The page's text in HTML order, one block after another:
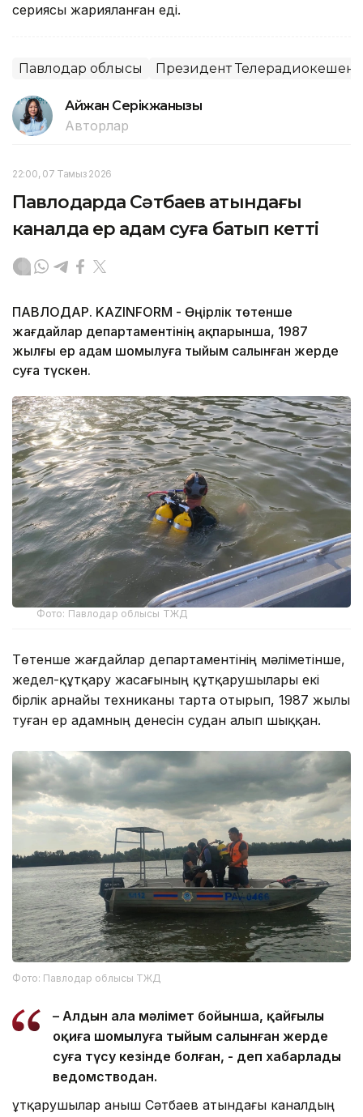
сериясы жарияланған еді.
Павлодар облысы Президент Телерадиокешені
Айжан Серікжанқызы
Авторлар
22:00, 07 Тамыз 2026
Павлодарда Сәтбаев атындағы
каналда ер адам суға батып кетті
ПАВЛОДАР. KAZINFORM - Өңірлік төтенше
жағдайлар департаментінің ақпарынша, 1987
жылғы ер адам шомылуға тыйым салынған жерде
суға түскен.
Фото: Павлодар облысы ТЖД
Төтенше жағдайлар департаментінің мәліметінше,
жедел-құтқару жасағының құтқарушылары екі
бірлік арнайы техниканы тарта отырып, 1987 жылы
туған ер адамның денесін судан алып шыққан.
Фото: Павлодар облысы ТЖД
– Алдын ала мәлімет бойынша, қайғылы
оқиға шомылуға тыйым салынған жерде
суға түсу кезінде болған, - деп хабарлады
ведомстводан.
Құтқарушылар Қаныш Сәтбаев атындағы каналдың